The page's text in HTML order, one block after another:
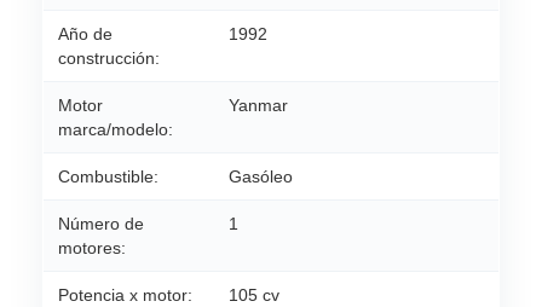
Año de
construcción:
1992
Motor
marca/modelo:
Yanmar
Combustible: Gasóleo
Número de
motores:
1
Potencia x motor: 105 cv